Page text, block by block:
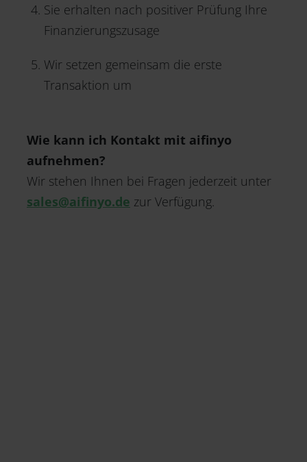
Sie erhalten nach positiver Prüfung Ihre
Finanzierungszusage
Wir setzen gemeinsam die erste
Transaktion um
Wie kann ich Kontakt mit aifinyo
aufnehmen?
Wir stehen Ihnen bei Fragen jederzeit unter
sales@aifinyo.de zur Verfügung.